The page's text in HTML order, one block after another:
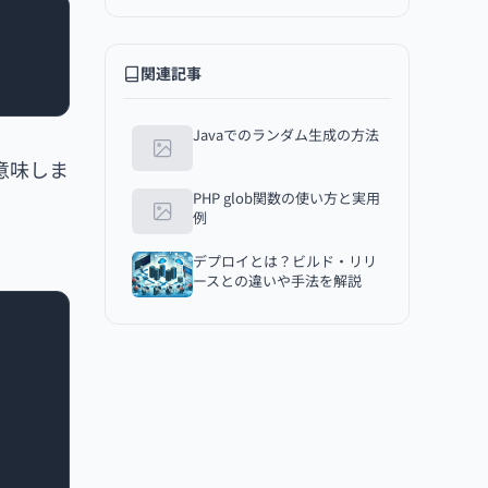
味しま
関連記事
Javaでのランダム生成の方法
PHP glob関数の使い方と実用
例
デプロイとは？ビルド・リリ
ースとの違いや手法を解説